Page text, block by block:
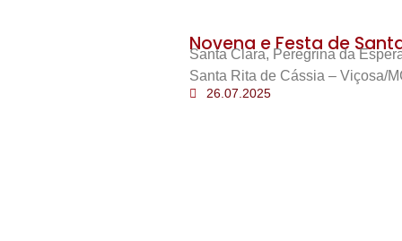
Novena e Festa de
Santa Clara, Peregrina da
Santa Rita de Cássia – Viçosa/
26.07.2025